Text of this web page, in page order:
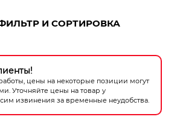
и оснастка
цены на некоторые позиции могут
Уточняйте цены на товар у
извинения за временные неудобства.
И СОРТИРОВКА